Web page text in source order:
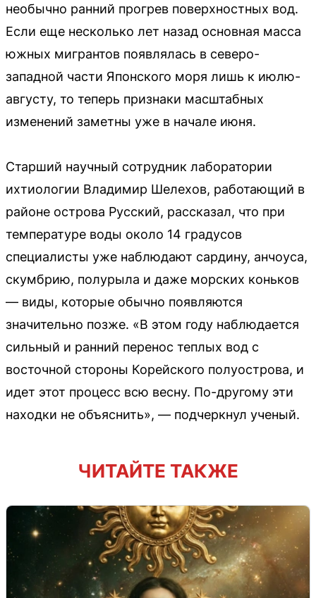
необычно ранний прогрев поверхностных вод.
Если еще несколько лет назад основная масса
южных мигрантов появлялась в северо-
западной части Японского моря лишь к июлю-
августу, то теперь признаки масштабных
изменений заметны уже в начале июня.
Старший научный сотрудник лаборатории
ихтиологии Владимир Шелехов, работающий в
районе острова Русский, рассказал, что при
температуре воды около 14 градусов
специалисты уже наблюдают сардину, анчоуса,
скумбрию, полурыла и даже морских коньков
— виды, которые обычно появляются
значительно позже. «В этом году наблюдается
сильный и ранний перенос теплых вод с
восточной стороны Корейского полуострова, и
идет этот процесс всю весну. По-другому эти
находки не объяснить», — подчеркнул ученый.
ЧИТАЙТЕ ТАКЖЕ